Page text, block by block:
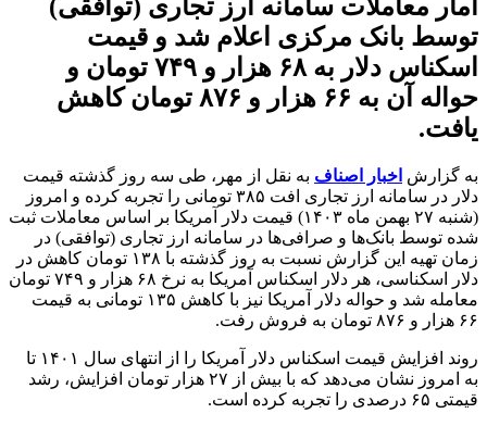
آمار معاملات سامانه ارز تجاری (توافقی)
توسط بانک مرکزی اعلام شد و قیمت
اسکناس دلار به ۶۸ هزار و ۷۴۹ تومان و
حواله آن به ۶۶ هزار و ۸۷۶ تومان کاهش
یافت. ‌
به گزارش اخبار اصناف به نقل از مهر، طی سه روز گذشته قیمت
دلار در سامانه ارز تجاری افت ۳۸۵ تومانی را تجربه کرده و امروز
(شنبه ۲۷ بهمن ماه ۱۴۰۳) قیمت دلار آمریکا بر اساس معاملات ثبت
شده توسط بانک‌ها و صرافی‌ها در سامانه ارز تجاری (توافقی) در
زمان تهیه این گزارش نسبت به روز گذشته با ۱۳۸ تومان کاهش در
دلار اسکناسی، هر دلار اسکناس آمریکا به نرخ ۶۸ هزار و ۷۴۹ تومان
معامله شد و حواله دلار آمریکا نیز با کاهش ۱۳۵ تومانی به قیمت
۶۶ هزار و ۸۷۶ تومان به فروش رفت.
روند افزایش قیمت اسکناس دلار آمریکا را از انتهای سال ۱۴۰۱ تا
به امروز نشان می‌دهد که با بیش از ۲۷ هزار تومان افزایش، رشد
قیمتی ۶۵ درصدی را تجربه کرده است.